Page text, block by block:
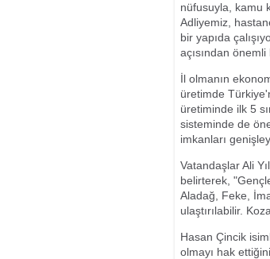
nüfusuyla, kamu
Adliyemiz,
bir yapıda
açısından
İl olmanın
üretimde
üretiminde ilk 5
sisteminde de
imkanları
Vatandaşlar Ali
belirterek,
Aladağ, Feke,
ulaştırılabilir.
Hasan Çincik
olmayı hak